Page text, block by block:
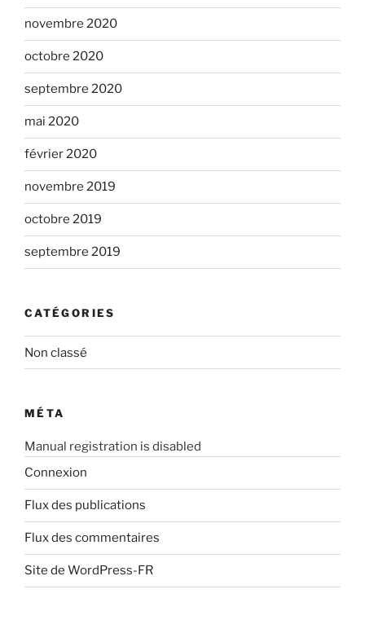
novembre 2020
octobre 2020
septembre 2020
mai 2020
février 2020
novembre 2019
octobre 2019
septembre 2019
CATÉGORIES
Non classé
MÉTA
Manual registration is disabled
Connexion
Flux des publications
Flux des commentaires
Site de WordPress-FR